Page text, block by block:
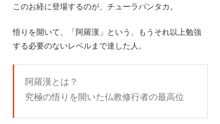
このお経に登場するのが、チューラパンタカ。
悟りを開いて、「阿羅漢」という、もうそれ以上勉強
する必要のないレベルまで達した人。
阿羅漢とは？
究極の悟りを開いた仏教修行者の最高位